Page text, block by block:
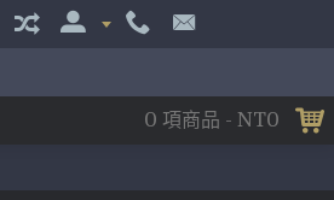
0 項商品 - NT0